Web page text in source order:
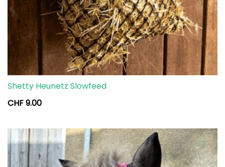
Shetty Heunetz Slowfeed
CHF9.00